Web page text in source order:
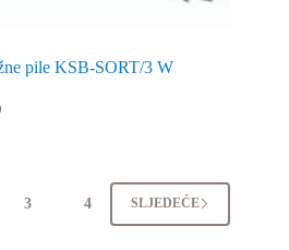
pile KSB-SORT/3 W
3 4 SLJEDEĆE